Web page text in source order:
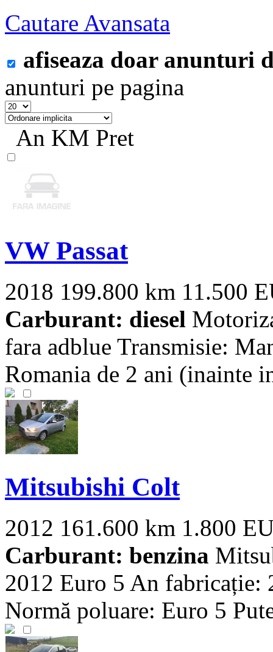
Cautare Avansata
afiseaza doar anunturi
anunturi pe pagina
An KM Pret
VW Passat
2018 199.800 km 11.500
Carburant: diesel
fara adblue Transmisie:
Romania de 2 ani (inainte
Mitsubishi Colt
2012 161.600 km 1.800
Carburant: benzina
2012 Euro 5 An fabricație:
Normă poluare: Euro 5